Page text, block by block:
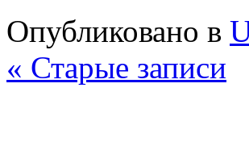
Опубликовано в
« Старые записи